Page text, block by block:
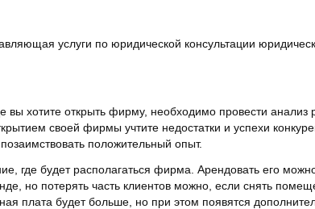
услуги по юридической консультации
вы хотите открыть фирму, необходимо провести анализ
своей фирмы учтите недостатки и успехи
положительный опыт.
где будет располагаться фирма. Арендовать его
но потерять часть клиентов можно, если снять
плата будет больше, но при этом появятся